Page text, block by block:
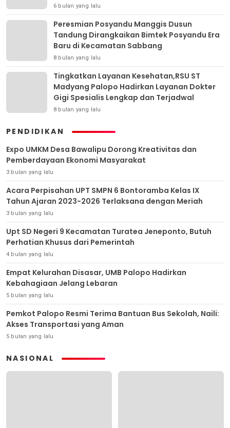
6 bulan yang lalu
Peresmian Posyandu Manggis Dusun
Tandung Dirangkaikan Bimtek Posyandu Era
Baru di Kecamatan Sabbang
8 bulan yang lalu
Tingkatkan Layanan Kesehatan,RSU ST
Madyang Palopo Hadirkan Layanan Dokter
Gigi Spesialis Lengkap dan Terjadwal
8 bulan yang lalu
PENDIDIKAN
Expo UMKM Desa Bawalipu Dorong Kreativitas dan
Pemberdayaan Ekonomi Masyarakat
3 bulan yang lalu
Acara Perpisahan UPT SMPN 6 Bontoramba Kelas IX
Tahun Ajaran 2023-2026 Terlaksana dengan Meriah
3 bulan yang lalu
Upt SD Negeri 9 Kecamatan Turatea Jeneponto, Butuh
Perhatian Khusus dari Pemerintah
4 bulan yang lalu
Empat Kelurahan Disasar, UMB Palopo Hadirkan
Kebahagiaan Jelang Lebaran
5 bulan yang lalu
Pemkot Palopo Resmi Terima Bantuan Bus Sekolah, Naili:
Akses Transportasi yang Aman
5 bulan yang lalu
NASIONAL